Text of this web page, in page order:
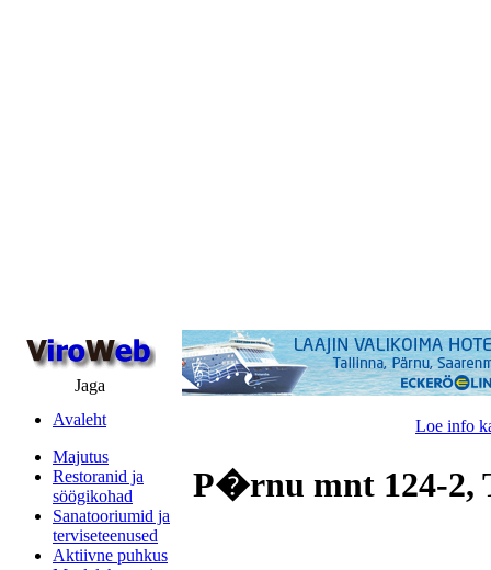
Jaga
Avaleht
Majutus
Restoranid ja
söögikohad
Sanatooriumid ja
terviseteenused
Aktiivne puhkus
Loe info
P�rnu mnt 124-2,